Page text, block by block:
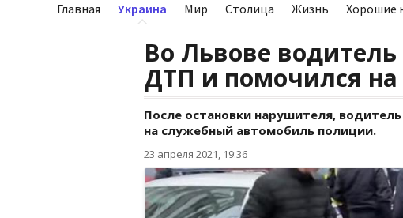
Главная Украина Мир Столица Жизнь Хорошие
Во Львове
ДТП и помочился
После остановки нарушителя,
на служебный автомобиль полиции.
23 апреля 2021, 19:36